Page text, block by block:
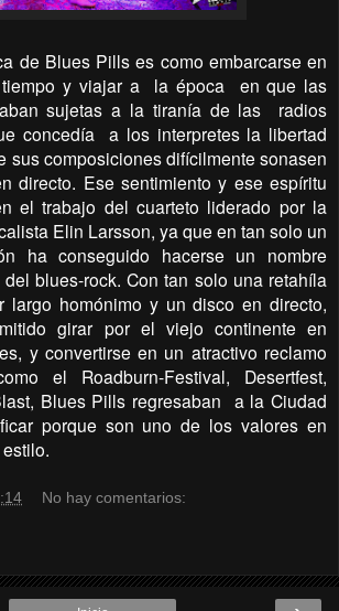
de Blues Pills es como embarcarse en
y viajar a
la época
en que las
sujetas a la tiranía de las
radios
concedía
a los interpretes la libertad
sus composiciones difícilmente sonasen
directo. Ese sentimiento y ese espíritu
el trabajo del cuarteto liderado por la
Elin Larsson, ya que en tan solo un
ha conseguido hacerse un nombre
blues-rock. Con tan solo una retahíla
largo homónimo y un disco en directo,
girar por el viejo continente en
y convertirse en un atractivo reclamo
el Roadburn-Festival, Desertfest,
Blues Pills regresaban a la Ciudad
porque son uno de los valores en
No hay comentarios: